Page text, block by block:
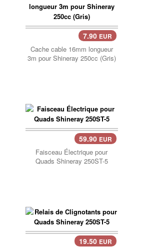
7.90 EUR
Cache cable 16mm longueur
3m pour Shineray 250cc (Gris)
59.90 EUR
Faisceau Électrique pour
Quads Shineray 250ST-5
19.50 EUR